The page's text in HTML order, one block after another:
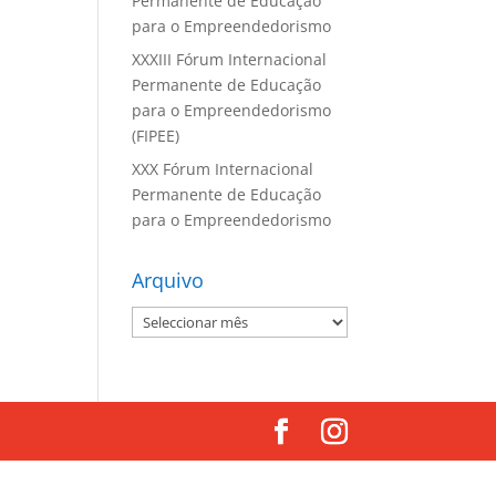
para o Empreendedorismo
XXXIII Fórum Internacional
Permanente de Educação
para o Empreendedorismo
(FIPEE)
XXX Fórum Internacional
Permanente de Educação
para o Empreendedorismo
Arquivo
Arquivo